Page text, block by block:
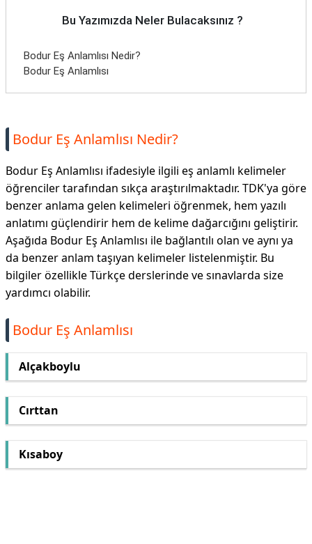
Bu Yazımızda Neler Bulacaksınız ?
Bodur Eş Anlamlısı Nedir?
Bodur Eş Anlamlısı
Bodur Eş Anlamlısı Nedir?
Bodur Eş Anlamlısı ifadesiyle ilgili eş anlamlı kelimeler
öğrenciler tarafından sıkça araştırılmaktadır. TDK'ya göre
benzer anlama gelen kelimeleri öğrenmek, hem yazılı
anlatımı güçlendirir hem de kelime dağarcığını geliştirir.
Aşağıda Bodur Eş Anlamlısı ile bağlantılı olan ve aynı ya
da benzer anlam taşıyan kelimeler listelenmiştir. Bu
bilgiler özellikle Türkçe derslerinde ve sınavlarda size
yardımcı olabilir.
Bodur Eş Anlamlısı
Alçakboylu
Cırttan
Kısaboy